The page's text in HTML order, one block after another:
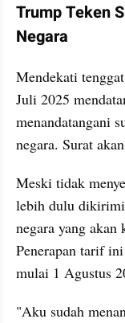
Trump Teken
Negara
Mendekati
Juli 2025
menandatangani
negara. Surat
Meski tidak
lebih dulu dikirimi
negara yang akan
Penerapan tarif
mulai 1 Agustus
"Aku sudah